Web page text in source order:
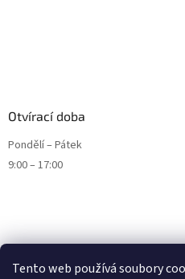
Tento web používá soubory
Otvírací doba
Pondělí – Pátek
9:00 – 17:00